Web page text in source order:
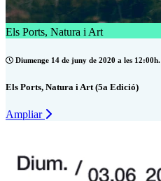
Els Ports, Natura i Art
Diumenge 14 de juny de 2020 a les 12:00h.
Els Ports, Natura i Art (5a Edició)
Ampliar